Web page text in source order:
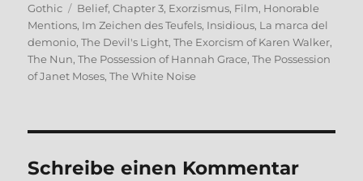
am
Gothic
Schlagwörter
Belief,Chapter 3, Exorzismus, Film, Honorable
Mentions, Im Zeichen des Teufels, Insidious, La marca del
demonio,The Devil's Light,The Exorcism of Karen Walker,
The Nun,The Possession of Hannah Grace,The Possession
of Janet Moses,The White Noise
Schreibe einen Kommentar